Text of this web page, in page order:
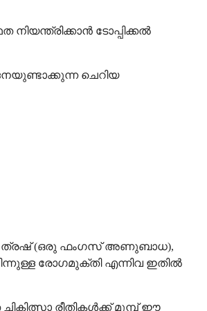
ടോപ്പിക്കൽ
ചെറിയ
ത്രഷ് (ഒരു ഫംഗസ് അണുബാധ),
രോഗമുക്തി എന്നിവ ഇതിൽ
രീതികൾക്ക് മുമ്പ് ഈ